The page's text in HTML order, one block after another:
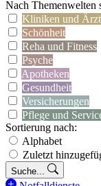
Nach Themenwelten
Kliniken und
Schönheit
Reha und Fitness
Psyche
Apotheken
Gesundheit
Versicherungen
Pflege und
Sortierung nach:
Alphabet
Zuletzt
Suche...